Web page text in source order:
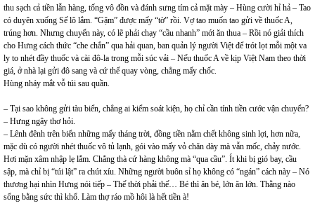
thu sạch cả tiền lẫn hàng, tống vô đồn và đánh sưng tím cả mặt mày – Hùng cười hỉ hả – Tao
có duyên xuống Sế lô lắm. “Gặm” được mấy “tờ” rồi. Vợ tao muốn tao gửi về thuốc A,
trúng hơn. Nhưng chuyến này, có lẽ phải chạy “cầu nhanh” mới ăn thua – Rồi nó giải thích
cho Hưng cách thức “che chắn” qua hải quan, ban quản lý người Việt để trót lọt mỗi một va
ly to nhét đầy thuốc và cài đô-la trong mỗi súc vải – Nếu thuốc A về kịp Việt Nam theo thời
giá, ở nhà lại gửi đô sang và cứ thế quay vòng, chẳng mấy chốc.
Hùng nháy mắt vỗ túi sau quần.
– Tại sao không gửi tàu biển, chẳng ai kiểm soát kiện, họ chỉ cần tính tiền cước vận chuyển?
– Hưng ngây thơ hỏi.
– Lênh đênh trên biển những mấy tháng trời, đồng tiền nằm chết không sinh lợi, hơn nữa,
mặc dù có người nhét thuốc vô tủ lạnh, gói vào mấy vỏ chăn dày mà vẫn mốc, chảy nước.
Hơi mặn xâm nhập lẹ lắm. Chẳng thà cứ hàng không mà “qua cầu”. Ít khi bị gió bay, cầu
sập, mà chỉ bị “túi lật” ra chút xíu. Những người buôn sỉ họ không có “ngán” cách này – Nó
thương hại nhìn Hưng nói tiếp – Thế thời phải thế… Bé thì ăn bé, lớn ăn lớn. Thằng nào
sống bằng sức thì khổ. Làm thợ ráo mồ hôi là hết tiền à!